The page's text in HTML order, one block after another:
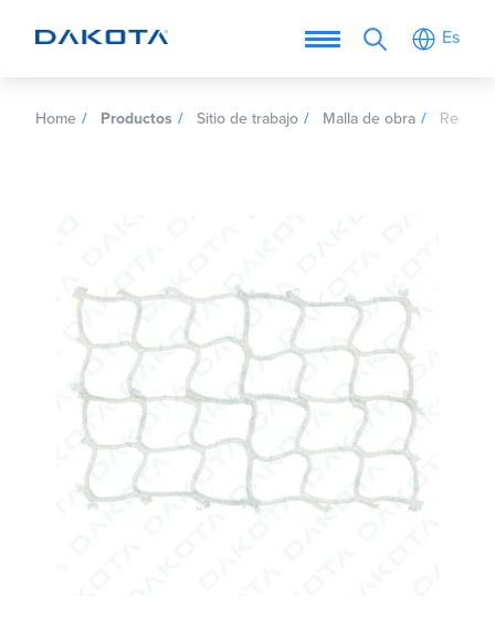
Es
Home Productos Sitio de trabajo Malla de obra Red de